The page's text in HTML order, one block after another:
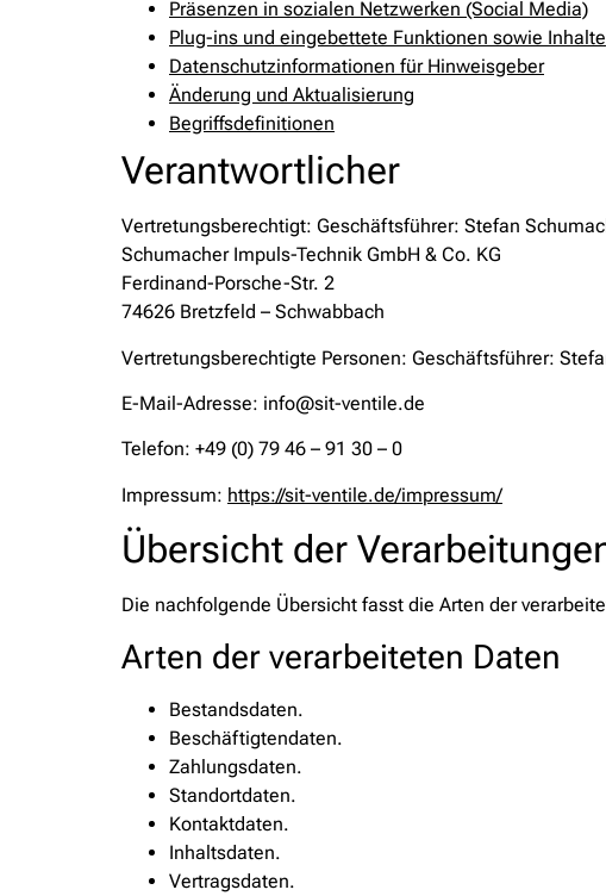
Präsenzen in sozialen Netzwerken (Social Media)
Plug-ins und eingebettete Funktionen sowie Inhalte
Datenschutzinformationen für Hinweisgeber
Änderung und Aktualisierung
Begriffsdefinitionen
Verantwortlicher
Vertretungsberechtigt: Geschäftsführer: Stefan
Schumacher Impuls-Technik GmbH & Co. KG
Ferdinand-Porsche-Str. 2
74626 Bretzfeld – Schwabbach
Vertretungsberechtigte Personen: Geschäftsführer:
E-Mail-Adresse: info@sit-ventile.de
Telefon: +49 (0) 79 46 – 91 30 – 0
Impressum: https://sit-ventile.de/impressum/
Übersicht der
Die nachfolgende Übersicht fasst die Arten der
Arten der verarbeiteten Daten
Bestandsdaten.
Beschäftigtendaten.
Zahlungsdaten.
Standortdaten.
Kontaktdaten.
Inhaltsdaten.
Vertragsdaten.